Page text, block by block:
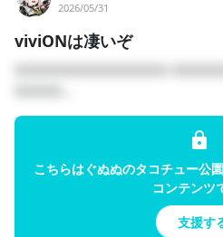
2026/05/31
viviONは凄いぞ
こちらはぐぬぬのタコチュー公
コンテンツ
支援す